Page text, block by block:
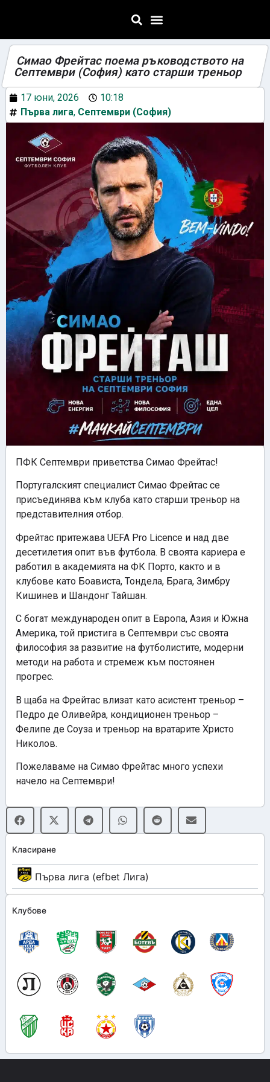
Класиране
Първа лига (efbet Лига)
Клубове
Симaо Фрейтас поема ръководството на
Септември (София) като старши треньор
17 юни, 2026
10:18
Първа лига, Септември (София)
ПФК Септември приветства Симaо Фрейтас!
Португалският специалист Симaо Фрейтас се
присъединява към клуба като старши треньор на
представителния отбор.
Фрейтас притежава UEFA Pro Licence и над две
десетилетия опит във футбола. В своята кариера е
работил в академията на ФК Порто, както и в
клубове като Боависта, Тондела, Брага, Зимбру
Кишинев и Шандонг Тайшан.
С богат международен опит в Европа, Азия и Южна
Америка, той пристига в Септември със своята
философия за развитие на футболистите, модерни
методи на работа и стремеж към постоянен
прогрес.
В щаба на Фрейтас влизат като асистент треньор –
Педро де Оливейра, кондиционен треньор –
Фелипе де Соуза и треньор на вратарите Христо
Николов.
Пожелаваме на Симaо Фрейтас много успехи
начело на Септември!